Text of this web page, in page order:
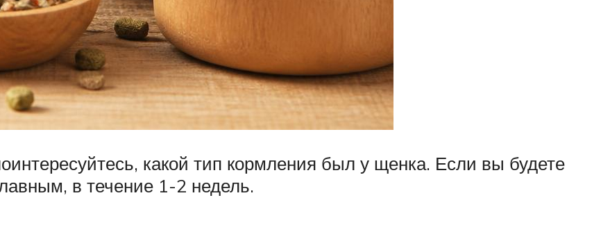
какой тип кормления был у щенка. Если вы будете
в течение 1-2 недель.